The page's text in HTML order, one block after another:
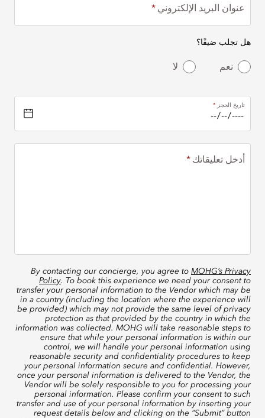
عنوان البريد الإلكتروني
هل تجلب ضيفًا؟
نعم لا
تاريخ الحجز
أدخل تعليقاتك
By contacting our concierge, you agree to MOHG’s Privacy
Policy. To book this experience we need your consent to
transfer your personal information to the Vendor which may be
in a country (including the location where the experience will
be provided) which may not provide the same level of privacy
protection as that provided by the country in which the
information was collected. MOHG will take reasonable steps to
ensure that while your personal information is within our
control, we will handle your personal information using
reasonable security and confidentiality procedures to keep
your personal information secure and confidential. However,
once your personal information is delivered to the Vendor, the
Vendor will be solely responsible to you for processing your
personal information. Please confirm your consent to such
transfer and use of your personal information by inserting your
request details below and clicking on the “Submit” button